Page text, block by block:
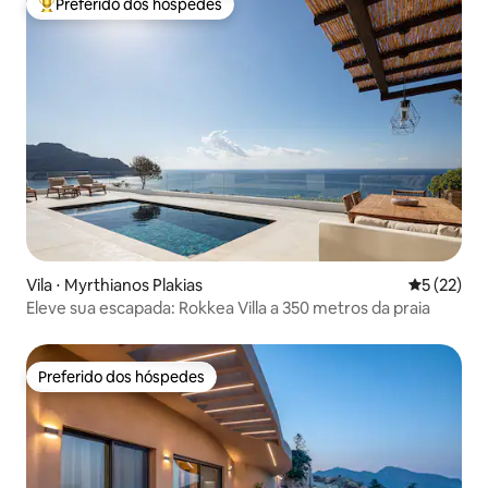
Entre os melhores preferidos dos hóspedes
Preferido dos hóspedes
Vila ⋅ Myrthianos Plakias 5 de uma
5 (22)
Eleve sua escapada: Rokkea Villa a 350 metros da praia
Preferido dos hóspedes
Preferido dos hóspedes